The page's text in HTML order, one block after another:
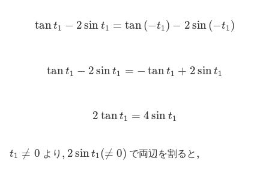
tant1 − 2 sin t1 = tan(−t1) − 2sin(−t1)
tan 1− 2 sin tan − 1 − sin − 1)
tant1 − 2sint1 = − tant1 + 2sint1
tan 1− 2 sin tan + sin 1
2 tant1 = 4sin t1
2 tant sin
t1 ≠ 0
t 0 より ,, 2sint1(≠ 0)
2 sin 1 ≠ 0 ) で両辺を割ると ,,